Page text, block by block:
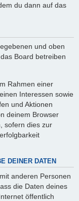
du dann auf das
und oben
Board betreiben
Rahmen einer
Interessen sowie
und Aktionen
deinem Browser
sofern dies zur
DEINER DATEN
anderen Personen
die Daten deines
öffentlich